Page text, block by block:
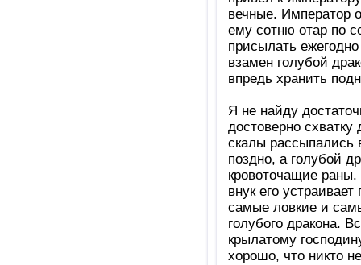
вечные. Император
ему сотню отар по
присылать
взамен голубой
впредь хранить
Я не найду
достоверно
скалы рассыпались
поздно, а голубой
кровоточащие
внук его
самые ловкие и
голубого дракона.
крылатому
хорошо, что никто